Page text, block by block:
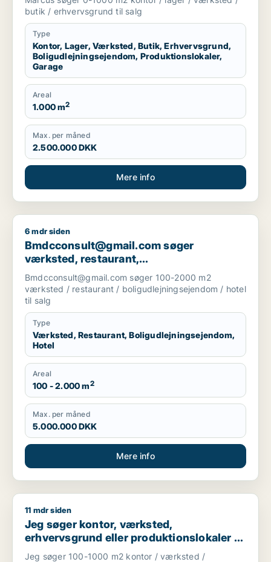
produktionslokaler eller garage til salg i
Storkøbenhavn
butik / erhvervsgrund til salg
Type
Kontor, Lager, Værksted, Butik, Erhvervsgrund,
Boligudlejningsejendom, Produktionslokaler,
Garage
Areal
1.000 m2
Max. per måned
2.500.000 DKK
Mere info
Bmdcconsult@gmail.com søger værksted, restaurant,
6 mdr siden
Bmdcconsult@gmail.com søger
værksted, restaurant,
boligudlejningsejendom eller hotel til salg
i Storkøbenhavn
Bmdcconsult@gmail.com søger 100-2000 m2
værksted / restaurant / boligudlejningsejendom / hotel
til salg
Type
Værksted, Restaurant, Boligudlejningsejendom,
Hotel
Areal
100 - 2.000 m2
Max. per måned
5.000.000 DKK
Mere info
Jeg søger kontor, værksted, erhvervsgrund eller
11 mdr siden
Jeg søger kontor, værksted,
erhvervsgrund eller produktionslokaler til
salg i Storkøbenhavn
Jeg søger 100-1000 m2 kontor / værksted /